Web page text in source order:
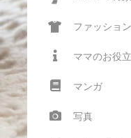
ファッション
ママのお役
マンガ
写真